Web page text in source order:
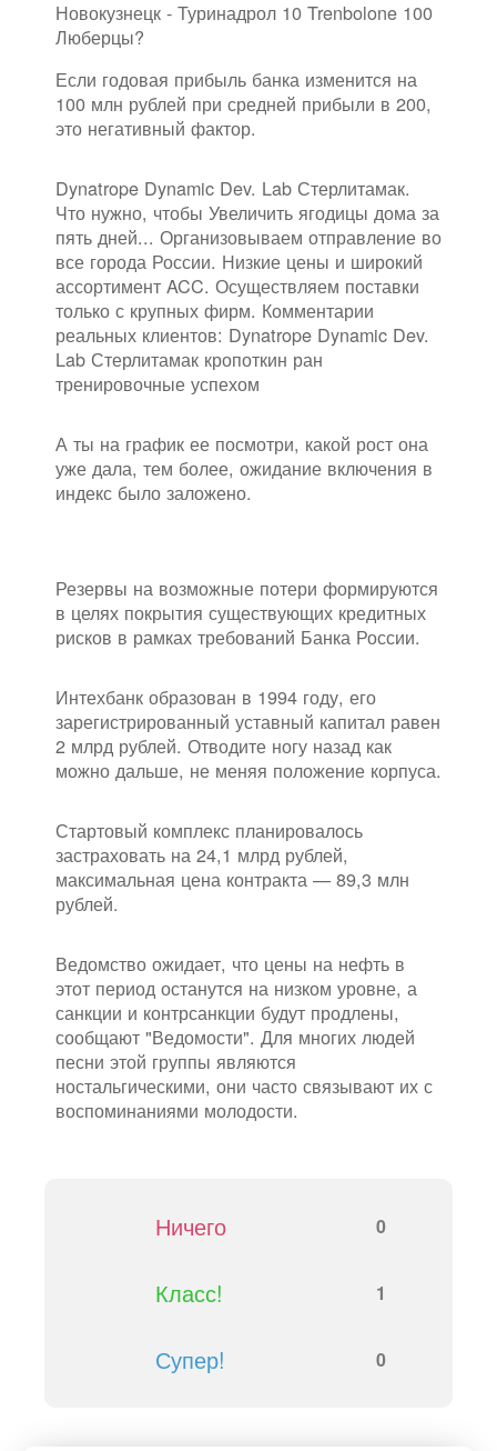
Новокузнецк - Туринадрол 10 Trenbolone 100
Люберцы?
Если годовая прибыль банка изменится на
100 млн рублей при средней прибыли в 200,
это негативный фактор.
Dynatrope Dynamic Dev. Lab Стерлитамак.
Что нужно, чтобы Увеличить ягодицы дома за
пять дней... Организовываем отправление во
все города России. Низкие цены и широкий
ассортимент ACC. Осуществляем поставки
только с крупных фирм. Комментарии
реальных клиентов: Dynatrope Dynamic Dev.
Lab Стерлитамак кропоткин ран
тренировочные успехом
А ты на график ее посмотри, какой рост она
уже дала, тем более, ожидание включения в
индекс было заложено.
Резервы на возможные потери формируются
в целях покрытия существующих кредитных
рисков в рамках требований Банка России.
Интехбанк образован в 1994 году, его
зарегистрированный уставный капитал равен
2 млрд рублей. Отводите ногу назад как
можно дальше, не меняя положение корпуса.
Стартовый комплекс планировалось
застраховать на 24,1 млрд рублей,
максимальная цена контракта — 89,3 млн
рублей.
Ведомство ожидает, что цены на нефть в
этот период останутся на низком уровне, а
санкции и контрсанкции будут продлены,
сообщают "Ведомости". Для многих людей
песни этой группы являются
ностальгическими, они часто связывают их с
воспоминаниями молодости.
Ничего 0
Класс! 1
Супер! 0